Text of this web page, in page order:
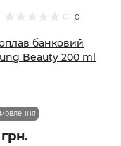
0
банковий
Beauty 200 ml